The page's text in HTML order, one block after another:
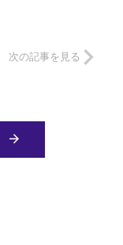
次の記事を見る
arrow_forward